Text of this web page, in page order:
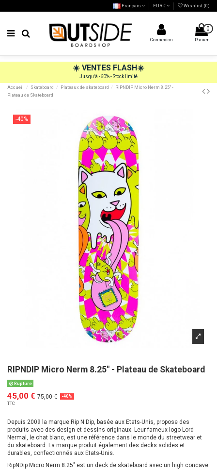
Français EUR € Wishlist (0)
Connexion
0
Panier
☀️ VENTES FLASH☀️
Jusqu'à -60% - Stock limité
Accueil
Skateboard Plateaux de skateboard
RIPNDIP Micro Nerm 8.25" -
Plateau de Skateboard
-40%
RIPNDIP Micro Nerm 8.25" - Plateau de Skateboard
Rupture
45,00 € 75,00 € -40%
TTC
Depuis 2009 la marque Rip N Dip, basée aux Etats-Unis, propose des
produits avec des design et dessins originaux. Leur fameux logo Lord
Nermal, le chat blanc, est une référence dans le monde du streetwear et
du skateboard. La marque produit également des decks solides et
durables, confectionnés aux Etats-Unis.
RipNDip Micro Nerm 8.25" est un deck de skateboard avec un high concave.